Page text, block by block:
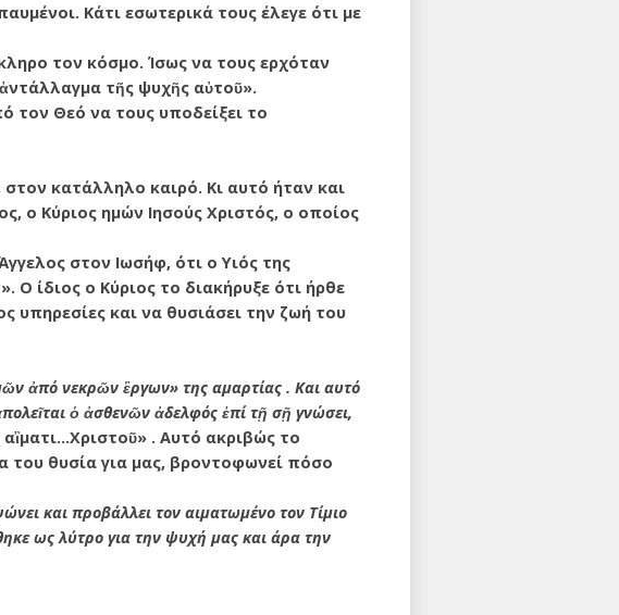
Κάτι εσωτερικά τους έλεγε ότι με
τον κόσμο. Ίσως να τους ερχόταν
τῆς ψυχῆς αὐτοῦ».
τον Θεό να τους υποδείξει το
κατάλληλο καιρό. Κι αυτό ήταν και
ο Κύριος ημών Ιησούς Χριστός, ο οποίος
στον Ιωσήφ, ότι ο Υιός της
ίδιος ο Κύριος το διακήρυξε ότι ήρθε
υπηρεσίες και να θυσιάσει την ζωή του
ἀπό νεκρῶν ἒργων» της αμαρτίας . Και αυτό
ὁ ἀσθενῶν ἀδελφός ἐπί τῇ σῇ γνώσει,
. Αυτό ακριβώς το
του θυσία για μας, βροντοφωνεί πόσο
και προβάλλει τον αιματωμένο τον Τίμιο
ως λύτρο για την ψυχή μας και άρα την